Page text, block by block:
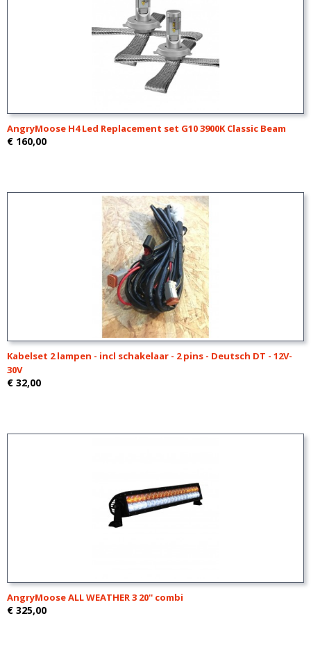
AngryMoose H4 Led Replacement set G10 3900K Classic Beam
€ 160,00
Kabelset 2 lampen - incl schakelaar - 2 pins - Deutsch DT - 12V-
30V
€ 32,00
AngryMoose ALL WEATHER 3 20'' combi
€ 325,00